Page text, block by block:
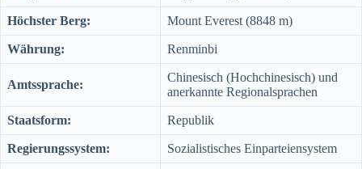
Höchster Berg: Mount Everest (8848 m)
Währung: Renminbi
Amtssprache:
Chinesisch (Hochchinesisch) und
anerkannte Regionalsprachen
Staatsform: Republik
Regierungssystem: Sozialistisches Einparteiensystem